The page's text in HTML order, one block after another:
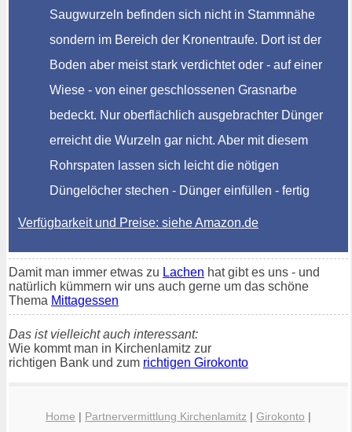
Saugwurzeln befinden sich nicht in Stammnähe
sondern im Bereich der Kronentraufe. Dort ist der
Boden aber meist stark verdichtet oder - auf einer
Wiese - von einer geschlossenen Grasnarbe
bedeckt. Nur oberflächlich ausgebrachter Dünger
erreicht die Wurzeln gar nicht. Aber mit diesem
Rohrspaten lassen sich leicht die nötigen
Düngelöcher stechen - Dünger einfüllen - fertig
Verfügbarkeit und Preise: siehe Amazon.de
Damit man immer etwas zu Lachen hat gibt es uns - und
natürlich kümmern wir uns auch gerne um das schöne
Thema Mittagessen
Das ist vielleicht auch interessant:
Wie kommt man in Kirchenlamitz zur
richtigen Bank und zum richtigen Girokonto
Home | Partnervermittlung Kirchenlamitz | Girokonto |